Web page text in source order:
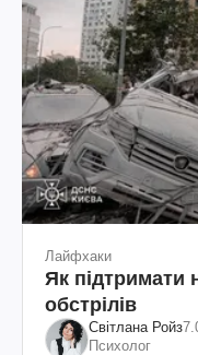
Лайфхаки
Як підтримати
обстрілів
Світлана Ройз
Психолог